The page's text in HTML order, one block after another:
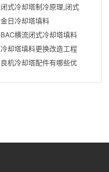
闭式冷却塔制冷原理,闭式
冷却塔填料堵塞原因
金日冷却塔填料
BAC横流闭式冷却塔填料
冷却塔填料更换改造工程
良机冷却塔配件有哪些优